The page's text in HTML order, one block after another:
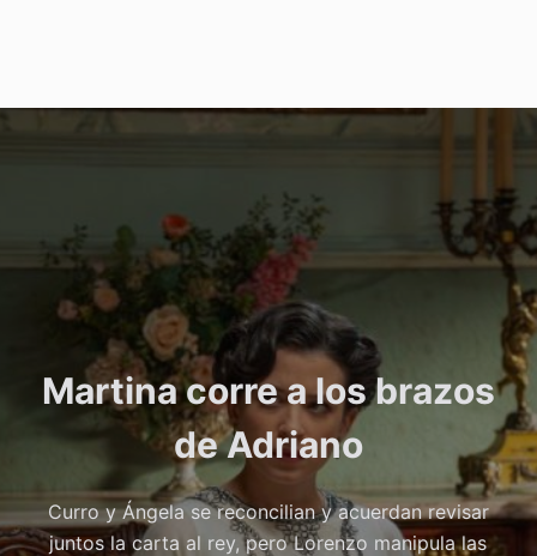
Martina corre a los brazos
de Adriano
Curro y Ángela se reconcilian y acuerdan revisar
juntos la carta al rey, pero Lorenzo manipula las